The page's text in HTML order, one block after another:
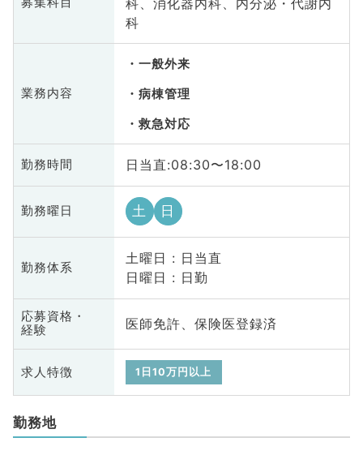
科
業務内容
一般外来
病棟管理
救急対応
勤務時間 日当直:08:30〜18:00
勤務曜日 土 日
勤務体系
土曜日 : 日当直
日曜日 : 日勤
応募資格・
経験
医師免許、保険医登録済
求人特徴 1日10万円以上
勤務地